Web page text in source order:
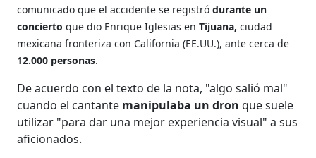
comunicado que el accidente se registródurante un
concierto que dio Enrique Iglesias enTijuana, ciudad
mexicana fronteriza con California (EE.UU.), ante cerca de
12.000 personas.
De acuerdo con el texto de la nota, "algo salió mal"
cuando el cantante manipulaba un dronque suele
utilizar "para dar una mejor experiencia visual" a sus
aficionados.